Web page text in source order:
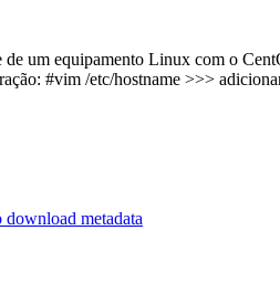
de um equipamento Linux com o
#vim /etc/hostname >>>
metadata